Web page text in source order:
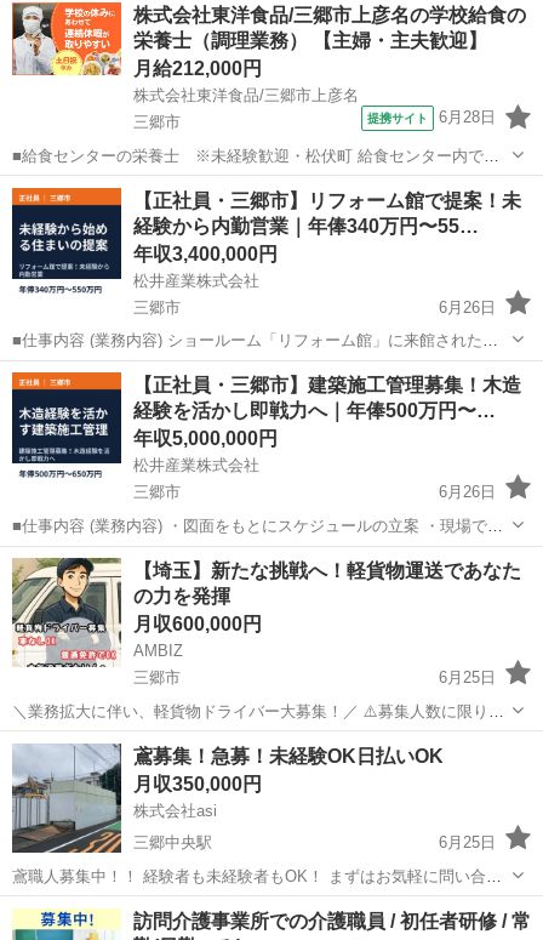
められた時間の中、毎日の元気と美味しい笑顔を作っていくお仕事で
す！ 【仕事内容詳細】 給食調理...
株式会社東洋食品/三郷市上彦名の学校給食の
栄養士（調理業務） 【主婦・主夫歓迎】
月給212,000円
株式会社東洋食品/三郷市上彦名
三郷市
提携サイト 6月28日
■給食センターの栄養士 ※未経験歓迎・松伏町 給食センター内で調
理全般のお仕事をお任せいたします。たくさんのスタッフと共に、決
められた時間の中、毎日の元気と美味しい笑顔を作っていくお仕事で
す！ 【仕事内容詳細】 給食調理...
埼玉 三郷市 栄養士
【正社員・三郷市】リフォーム館で提案！未
経験から内勤営業｜年俸340万円〜55…
年収3,400,000円
松井産業株式会社
三郷市
6月26日
■仕事内容 (業務内容) ショールーム「リフォーム館」に来館されたお
客様や、 当社で建築した住宅にお住まいの方向けに、 リフォームのご
案内をします。 ・お客様対応・プランのご提案 ・積算・各種手配 ・
工事中の各...
埼玉 三郷市 営業 未経験
【正社員・三郷市】建築施工管理募集！木造
経験を活かし即戦力へ｜年俸500万円〜…
年収5,000,000円
松井産業株式会社
三郷市
6月26日
■仕事内容 (業務内容) ・図面をもとにスケジュールの立案 ・現場で工
程や品質・安全の管理 ・進捗確認・調整 ・お客様への引き渡し
など <入社後の流れ> ・経験が浅い方 →まずは数棟、先輩スタッフ
と...
埼玉 三郷市 土木 未経験
【埼玉】新たな挑戦へ！軽貨物運送であなた
の⼒を発揮
月収600,000円
AMBIZ
三郷市
6月25日
＼業務拡大に伴い、軽貨物ドライバー大募集！／ ⚠️募集人数に限りが
ございます⚠️ 【勤務地】 埼玉県三郷市花和田 -------------------- 【報酬】
月収目安25〜60万円 ※稼働日数や担当コー...
埼玉 三郷市 物流 業務
鳶募集！急募！未経験OK日払いOK
月収350,000円
株式会社asi
三郷中央駅
6月25日
鳶職人募集中！！ 経験者も未経験者もOK！ まずはお気軽に問い合わ
せからお願いします😃 現場 東京 埼玉 千葉 給与 未経験者13000〜 経
験者16000〜 未経験者でもやる気考慮します😀 事務所 埼玉県草加市
埼玉 三郷市 三郷中央駅 足場
訪問介護事業所での介護職員 / 初任者研修 / 常